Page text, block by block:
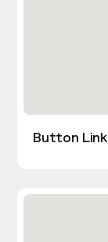
Button